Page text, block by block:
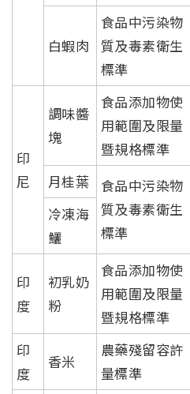
白蝦肉
食品中污染物
質及毒素衛生
標準
印
尼
調味醬
塊
食品添加物使
用範圍及限量
暨規格標準
月桂葉
食品中污染物
質及毒素衛生
標準
冷凍海
鱺
印
度
初乳奶
粉
食品添加物使
用範圍及限量
暨規格標準
印
度
香米
農藥殘留容許
量標準